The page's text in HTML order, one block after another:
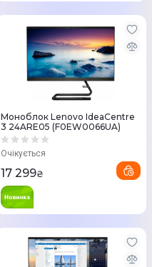
Моноблок Lenovo IdeaCentre
3 24ARE05 (F0EW0066UA)
Очікується
17 299₴